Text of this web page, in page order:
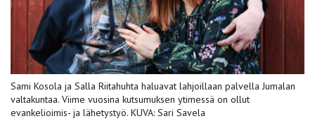
Sami Kosola ja Salla Riitahuhta haluavat lahjoillaan palvella Jumalan
valtakuntaa. Viime vuosina kutsumuksen ytimessä on ollut
evankelioimis- ja lähetystyö. KUVA: Sari Savela